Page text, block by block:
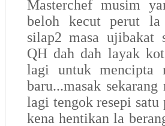
Masterchef musim
beloh kecut perut
silap2 masa ujibakat
QH dah dah layak
lagi untuk mencipta
baru...masak
lagi tengok resepi
kena hentikan la